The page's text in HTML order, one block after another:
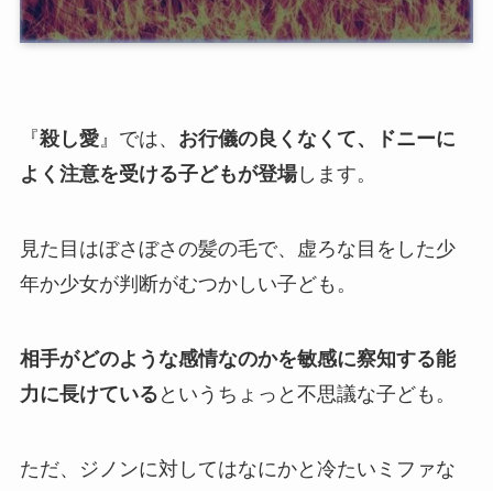
『殺し愛』では、 お行儀の良くなくて、ドニーに
よく注意を受ける子どもが登場します。
見た目はぼさぼさの髪の毛で、虚ろな目をした少
年か少女が判断がむつかしい子ども。
相手がどのような感情なのかを敏感に察知する能
力に長けている というちょっと不思議な子ども。
ただ、ジノンに対してはなにかと冷たいミファな